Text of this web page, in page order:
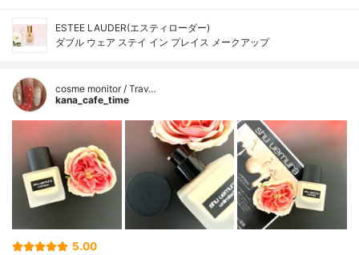
ESTEE LAUDER(エスティローダー)
ダブル ウェア ステイ イン プレイス メークアップ
cosme monitor / Trav…
kana_cafe_time
5.00